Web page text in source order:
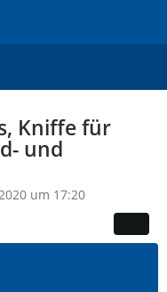
Kniffe für
und
um 17:20